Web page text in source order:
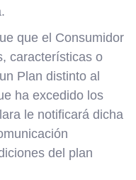
que el Consumidor
características o
Plan distinto al
ha excedido los
le notificará dicha
del plan